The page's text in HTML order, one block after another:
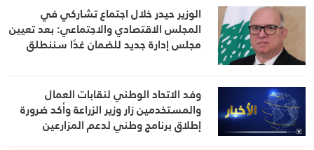
الوزير حيدر خلال اجتماع تشاركي في
المجلس الاقتصادي والاجتماعي: بعد تعيين
مجلس إدارة جديد للضمان غدًا سننطلق
وفد الاتحاد الوطني لنقابات العمال
والمستخدمين زار وزير الزراعة وأكد ضرورة
إطلاق برنامج وطني لدعم المزارعين